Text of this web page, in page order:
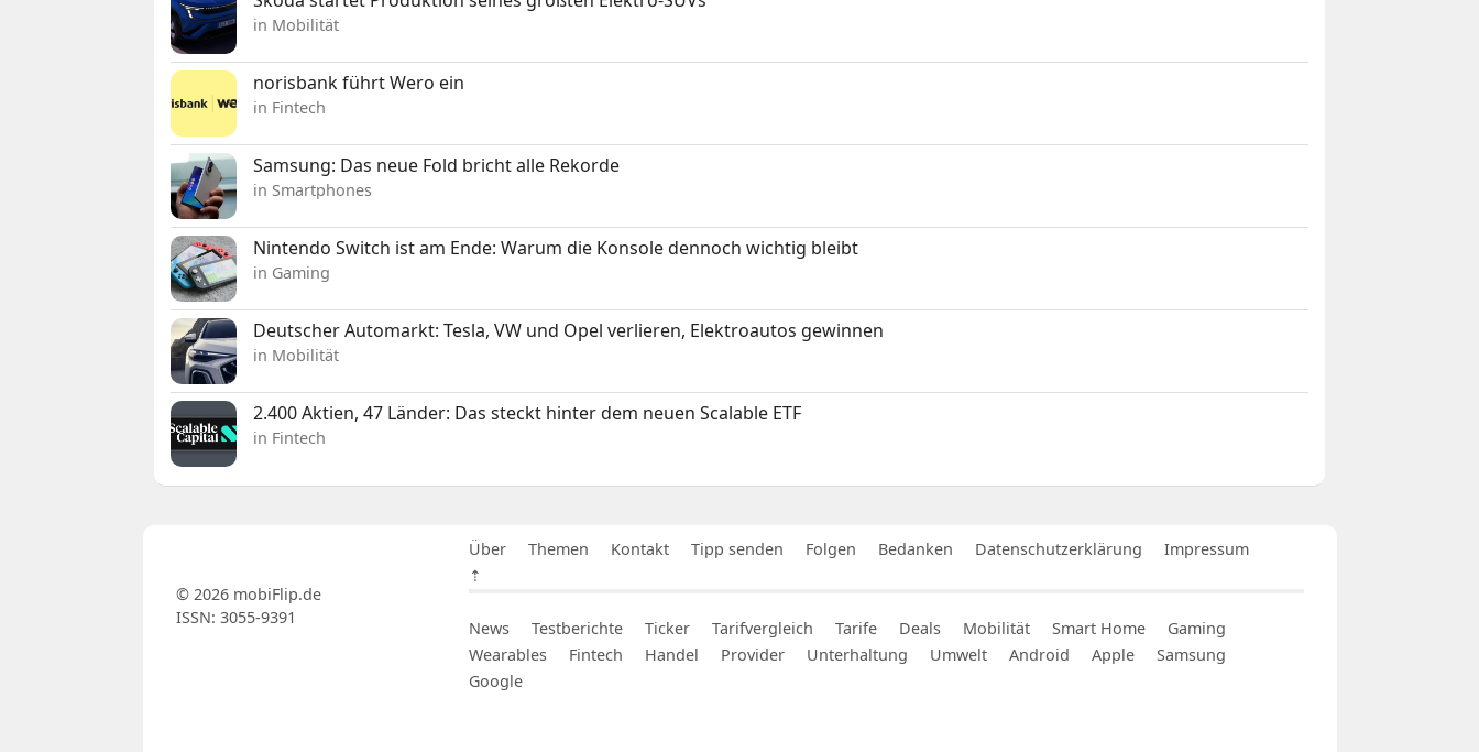
in Mobilität
norisbank führt Wero ein
in Fintech
Samsung: Das neue Fold bricht alle Rekorde
in Smartphones
Nintendo Switch ist am Ende: Warum die Konsole dennoch wichtig bleibt
in Gaming
Deutscher Automarkt: Tesla, VW und Opel verlieren, Elektroautos gewinnen
in Mobilität
2.400 Aktien, 47 Länder: Das steckt hinter dem neuen Scalable ETF
in Fintech
Über Themen Kontakt Tipp senden Folgen Bedanken Datenschutzerklärung
Impressum
⇡
News Testberichte Ticker Tarifvergleich Tarife Deals Mobilität Smart Home
Gaming
Wearables
Fintech Handel Provider Unterhaltung Umwelt Android Apple
Samsung
Google
© 2026 mobiFlip.de
ISSN: 3055-9391